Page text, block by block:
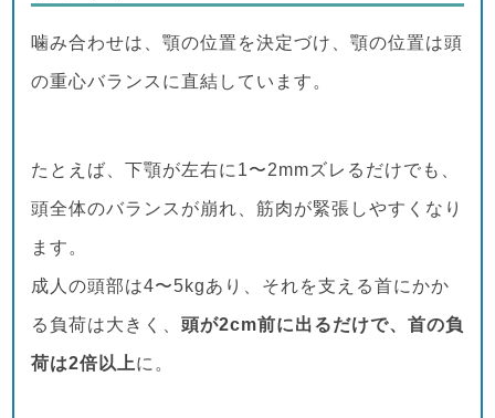
噛み合わせは、顎の位置を決定づけ、顎の位置は頭
の重心バランスに直結しています。
たとえば、下顎が左右に1〜2mmズレるだけでも、
頭全体のバランスが崩れ、筋肉が緊張しやすくなり
ます。
成人の頭部は4〜5kgあり、それを支える首にかか
る負荷は大きく、 頭が2cm前に出るだけで、首の負
荷は2倍以上に。